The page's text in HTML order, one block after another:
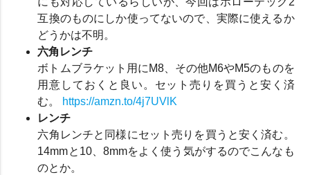
互換のものにしか使ってないので、実際に使えるか
どうかは不明。
六角レンチ
ボトムブラケット用にM8、その他M6やM5のものを
用意しておくと良い。セット売りを買うと安く済
む。 https://amzn.to/4j7UVlK
レンチ
六角レンチと同様にセット売りを買うと安く済む。
14mmと10、8mmをよく使う気がするのでこんなも
のとか。